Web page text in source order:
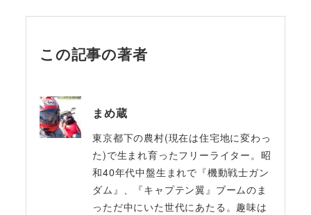
この記事の著者
まめ蔵
東京都下の農村(現在は住宅地に変わっ
た)で生まれ育ったフリーライター。昭
和40年代中盤生まれで『機動戦士ガン
ダム』、『キャプテン翼』ブームのま
っただ中にいた世代にあたる。趣味は